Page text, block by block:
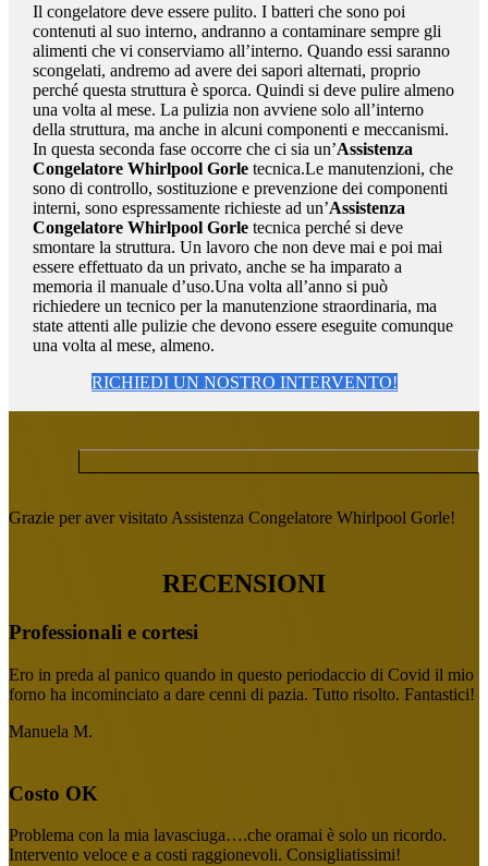
Il congelatore deve essere pulito. I batteri che sono poi
contenuti al suo interno, andranno a contaminare sempre gli
alimenti che vi conserviamo all’interno. Quando essi saranno
scongelati, andremo ad avere dei sapori alternati, proprio
perché questa struttura è sporca. Quindi si deve pulire almeno
una volta al mese. La pulizia non avviene solo all’interno
della struttura, ma anche in alcuni componenti e meccanismi.
In questa seconda fase occorre che ci sia un’Assistenza
Congelatore Whirlpool Gorletecnica.Le manutenzioni, che
sono di controllo, sostituzione e prevenzione dei componenti
interni, sono espressamente richieste ad un’Assistenza
Congelatore Whirlpool Gorletecnica perché si deve
smontare la struttura. Un lavoro che non deve mai e poi mai
essere effettuato da un privato, anche se ha imparato a
memoria il manuale d’uso.Una volta all’anno si può
richiedere un tecnico per la manutenzione straordinaria, ma
state attenti alle pulizie che devono essere eseguite comunque
una volta al mese, almeno.
RICHIEDI UN NOSTRO INTERVENTO!
Grazie per aver visitato Assistenza Congelatore Whirlpool Gorle!
RECENSIONI
Professionali e cortesi
Ero in preda al panico quando in questo periodaccio di Covid il mio
forno ha incominciato a dare cenni di pazia. Tutto risolto. Fantastici!
Manuela M.
Costo OK
Problema con la mia lavasciuga….che oramai è solo un ricordo.
Intervento veloce e a costi raggionevoli. Consigliatissimi!